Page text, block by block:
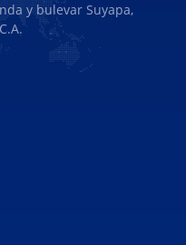
y bulevar Suyapa,